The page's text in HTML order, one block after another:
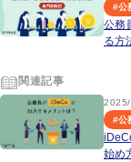
#公
公務
る方
関連記事
#公
始め